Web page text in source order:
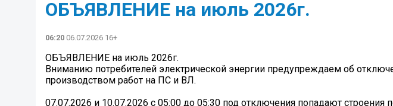
ОБЪЯВЛЕНИЕ на июль 2026г.
06:20 06.07.2026 16+
ОБЪЯВЛЕНИЕ на июль 2026г.
Вниманию потребителей электрической энергии предупреждаем об
производством работ на ПС и ВЛ.
07.07.2026 и 10.07.2026 с 05:00 до 05:30 под отключения попадают